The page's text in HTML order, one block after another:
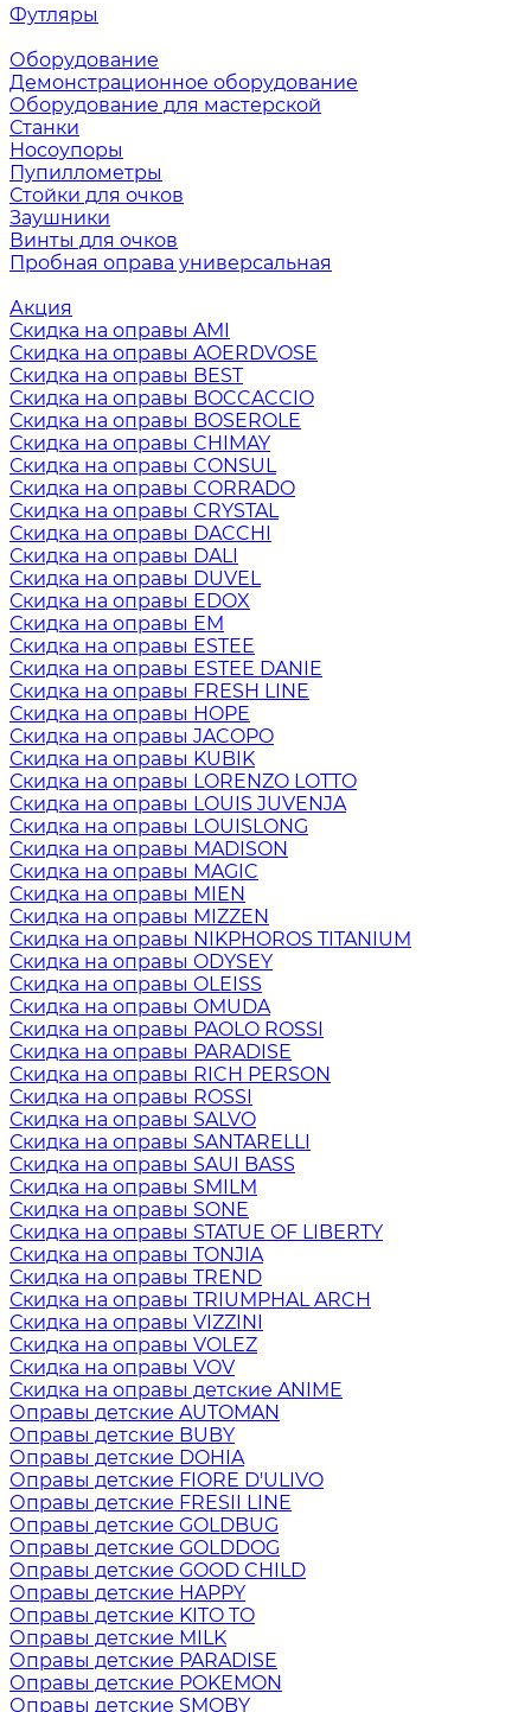
Футляры
Оборудование
Демонстрационное оборудование
Оборудование для мастерской
Станки
Носоупоры
Пупиллометры
Стойки для очков
Заушники
Винты для очков
Пробная оправа универсальная
Акция
Скидка на оправы AMI
Скидка на оправы AOERDVOSE
Скидка на оправы BEST
Скидка на оправы BOCCACCIO
Скидка на оправы BOSEROLE
Скидка на оправы CHIMAY
Скидка на оправы CONSUL
Скидка на оправы CORRADO
Скидка на оправы CRYSTAL
Скидка на оправы DACCHI
Скидка на оправы DALI
Скидка на оправы DUVEL
Скидка на оправы EDOX
Скидка на оправы EM
Скидка на оправы ESTEE
Скидка на оправы ESTEE DANIE
Скидка на оправы FRESH LINE
Скидка на оправы HOPE
Скидка на оправы JACOPO
Скидка на оправы KUBIK
Скидка на оправы LORENZO LOTTO
Скидка на оправы LOUIS JUVENJA
Скидка на оправы LOUISLONG
Скидка на оправы MADISON
Скидка на оправы MAGIC
Скидка на оправы MIEN
Скидка на оправы MIZZEN
Скидка на оправы NIKPHOROS TITANIUM
Скидка на оправы ODYSEY
Скидка на оправы OLEISS
Скидка на оправы OMUDA
Скидка на оправы PAOLO ROSSI
Скидка на оправы PARADISE
Скидка на оправы RICH PERSON
Скидка на оправы ROSSI
Скидка на оправы SALVO
Скидка на оправы SANTARELLI
Скидка на оправы SAUI BASS
Скидка на оправы SMILM
Скидка на оправы SONE
Скидка на оправы STATUE OF LIBERTY
Скидка на оправы TONJIA
Скидка на оправы TREND
Скидка на оправы TRIUMPHAL ARCH
Скидка на оправы VIZZINI
Скидка на оправы VOLEZ
Скидка на оправы VOV
Скидка на оправы детские ANIME
Оправы детские AUTOMAN
Оправы детские BUBY
Оправы детские DOHIA
Оправы детские FIORE D'ULIVO
Оправы детские FRESII LINE
Оправы детские GOLDBUG
Оправы детские GOLDDOG
Оправы детские GOOD CHILD
Оправы детские HAPPY
Оправы детские KITO TO
Оправы детские MILK
Оправы детские PARADISE
Оправы детские POKEMON
Оправы детские SMOBY